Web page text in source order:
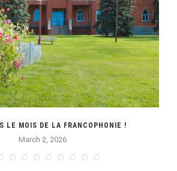
LE MOIS DE LA FRANCOPHONIE !
March 2, 2026